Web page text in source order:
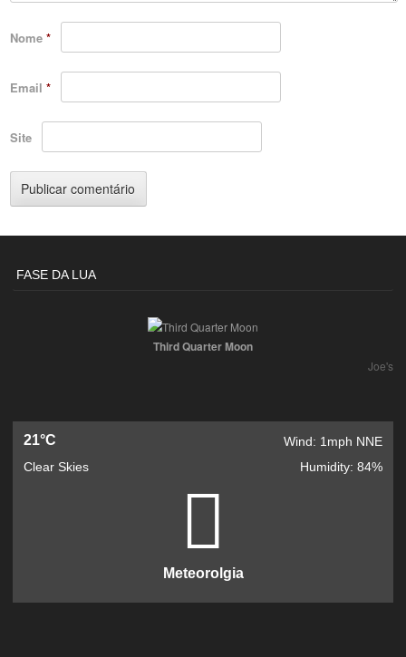
Nome*
Email*
Site
FASE DA LUA
Third Quarter Moon
Joe's
21°C
Wind: 1mph NNE
Clear Skies
Humidity: 84%
Meteorolgia